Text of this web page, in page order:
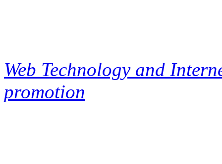
Web Technology and
promotion